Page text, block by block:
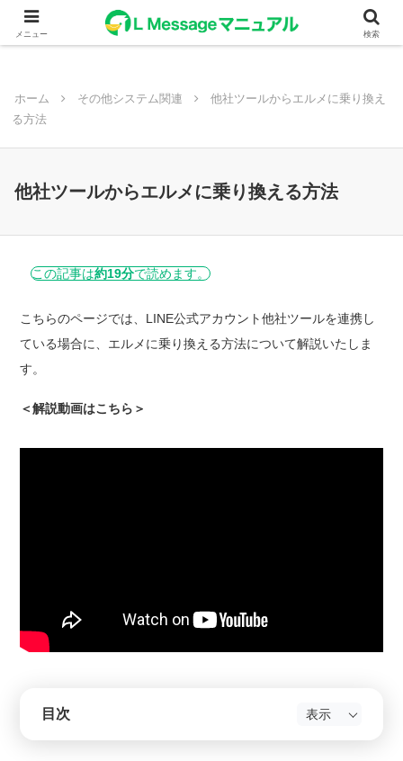
ホーム その他システム関連
他社ツールからエルメに乗り換え
る方法
他社ツールからエルメに乗り換える方法
この記事は約19分で読めます。
こちらのページでは、LINE公式アカウント他社ツールを連携し
ている場合に、エルメに乗り換える方法について解説いたしま
す。
＜解説動画はこちら＞
目次
メニュー 検索